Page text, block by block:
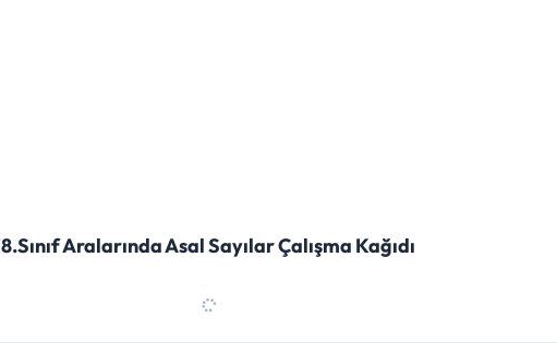
8.Sınıf Aralarında Asal Sayılar Çalışma Kağıdı